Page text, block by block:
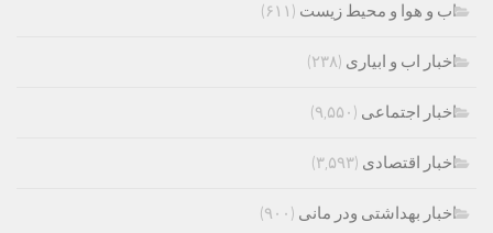
اب و هوا و محیط زیست (۶۱۱)
اخبار اب و ابیاری (۲۳۸)
اخبار اجتماعی (۹,۵۵۰)
اخبار اقتصادی (۳,۵۹۳)
اخبار بهداشتی ودر مانی (۹۰۰)